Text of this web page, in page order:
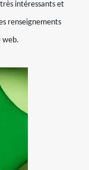
intéressants et
renseignements
web.